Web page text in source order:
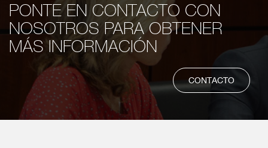
PONTE EN CONTACTO CON
NOSOTROS PARA OBTENER
MÁS INFORMACIÓN
CONTACTO